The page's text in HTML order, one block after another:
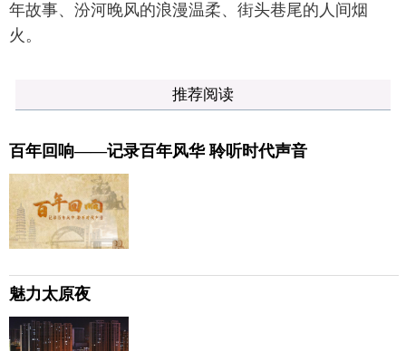
年故事、汾河晚风的浪漫温柔、街头巷尾的人间烟
火。
推荐阅读
百年回响——记录百年风华 聆听时代声音
魅力太原夜